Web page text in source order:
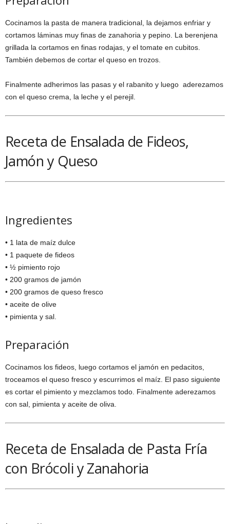
Cocinamos la pasta de manera tradicional, la dejamos enfriar y
cortamos láminas muy finas de zanahoria y pepino. La berenjena
grillada la cortamos en finas rodajas, y el tomate en cubitos.
También debemos de cortar el queso en trozos.
Finalmente adherimos las pasas y el rabanito y luego aderezamos
con el queso crema, la leche y el perejil.
Receta de Ensalada de Fideos,
Jamón y Queso
Ingredientes
• 1 lata de maíz dulce
• 1 paquete de fideos
• ½ pimiento rojo
• 200 gramos de jamón
• 200 gramos de queso fresco
• aceite de olive
• pimienta y sal.
Preparación
Cocinamos los fideos, luego cortamos el jamón en pedacitos,
troceamos el queso fresco y escurrimos el maíz. El paso siguiente
es cortar el pimiento y mezclamos todo. Finalmente aderezamos
con sal, pimienta y aceite de oliva.
Receta de Ensalada de Pasta Fría
con Brócoli y Zanahoria